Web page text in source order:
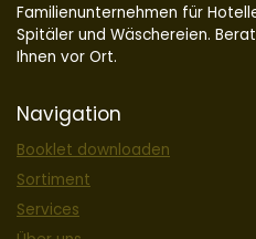
Familienunternehmen für
Spitäler und Wäschereien.
Ihnen vor Ort.
Navigation
Booklet downloaden
Sortiment
Services